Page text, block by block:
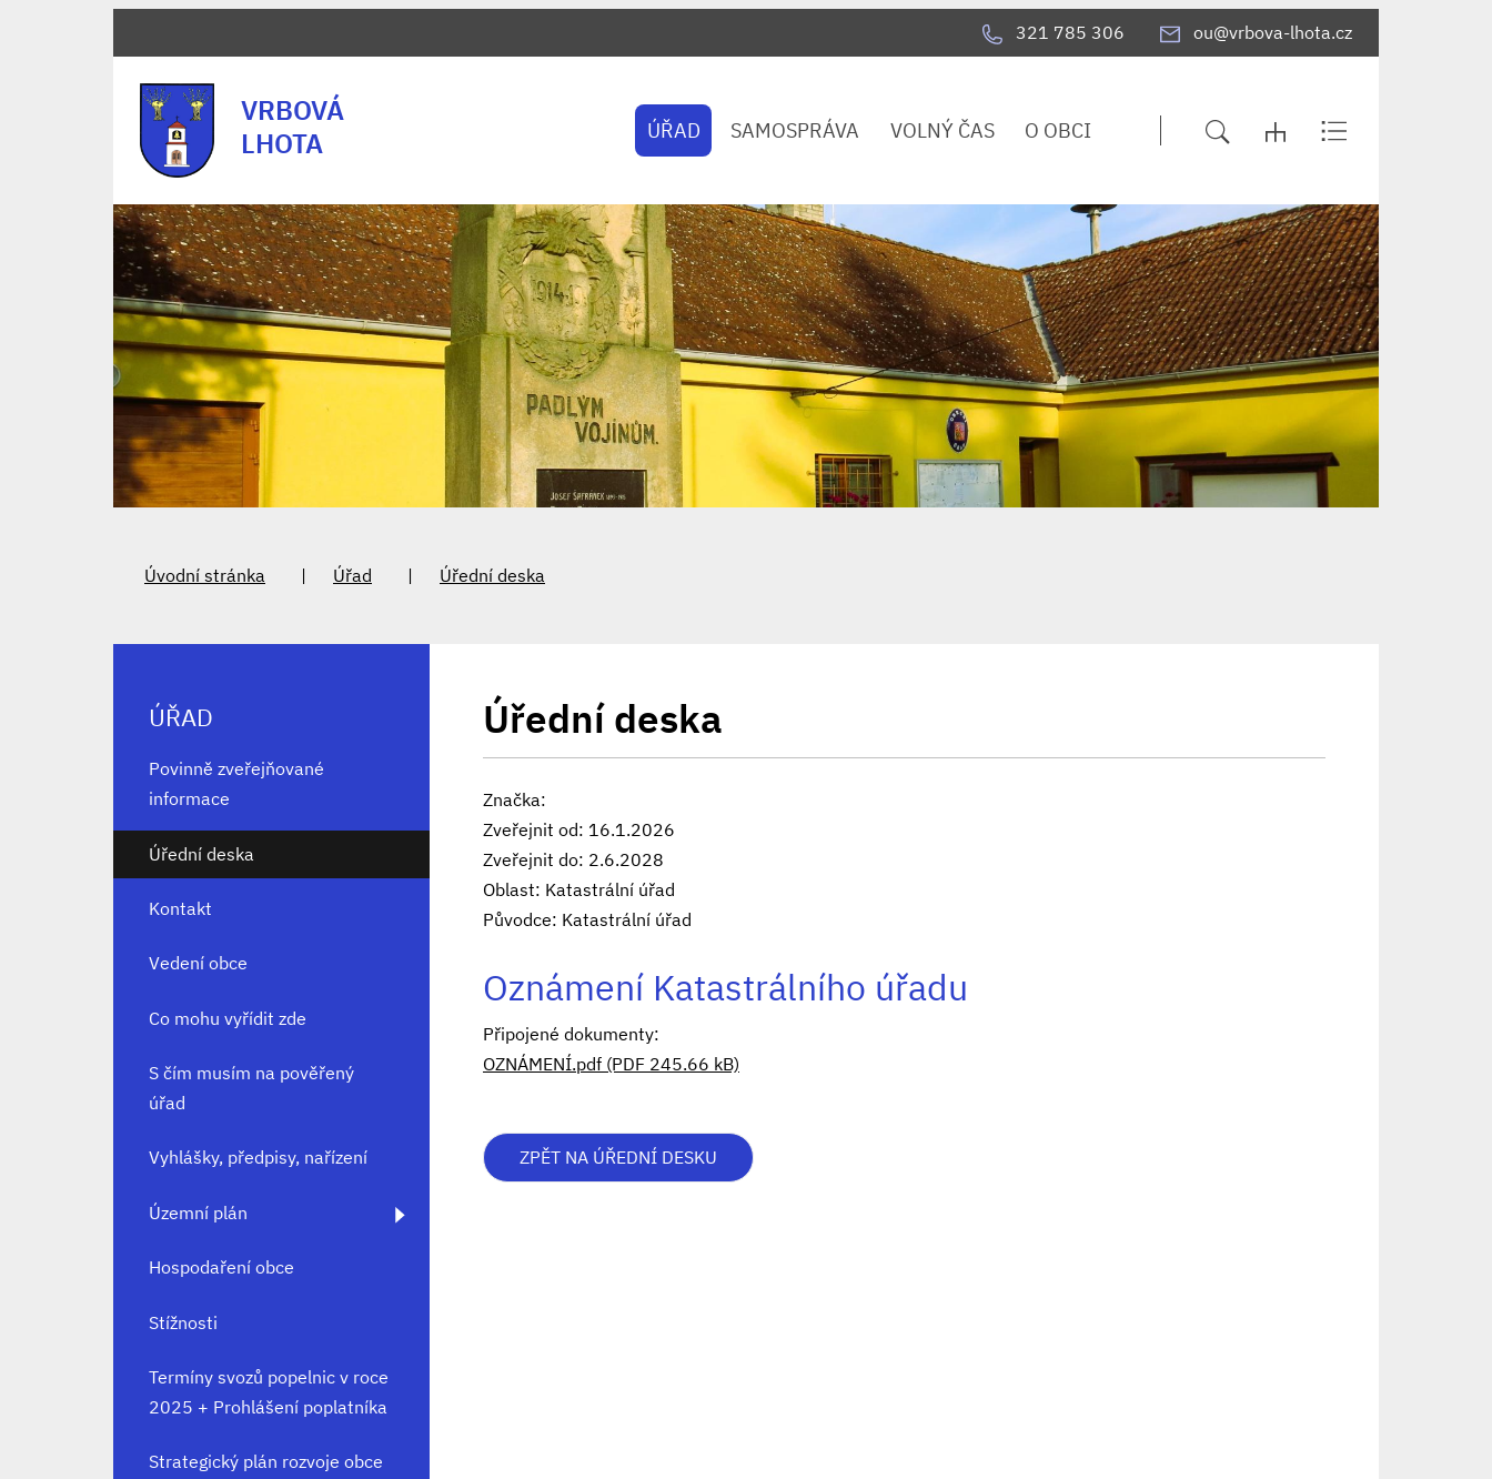
321 785 306 ou@vrbova-lhota.cz
VRBOVÁ
LHOTA
ÚŘAD SAMOSPRÁVA VOLNÝ ČAS O OBCI
Úvodní stránka Úřad Úřední deska
Úřední deska
Značka:
Zveřejnit od: 16.1.2026
Zveřejnit do: 2.6.2028
Oblast: Katastrální úřad
Původce: Katastrální úřad
Oznámení Katastrálního úřadu
Připojené dokumenty:
OZNÁMENÍ.pdf (PDF 245.66 kB)
ZPĚT NA ÚŘEDNÍ DESKU
ÚŘAD
Povinně zveřejňované
informace
Úřední deska
Kontakt
Vedení obce
Co mohu vyřídit zde
S čím musím na pověřený
úřad
Vyhlášky, předpisy, nařízení
Územní plán
Hospodaření obce
Stížnosti
Termíny svozů popelnic v roce
2025 + Prohlášení poplatníka
Strategický plán rozvoje obce